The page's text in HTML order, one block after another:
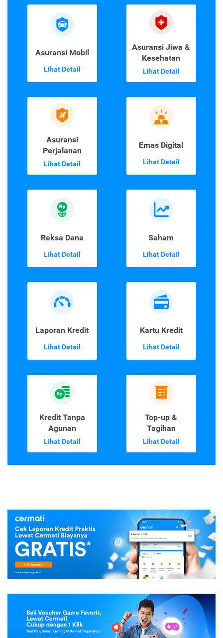
Asuransi Mobil
Lihat Detail
Asuransi Jiwa &
Kesehatan
Lihat Detail
Asuransi
Perjalanan
Lihat Detail
Emas Digital
Lihat Detail
Reksa Dana
Lihat Detail
Saham
Lihat Detail
Laporan Kredit
Lihat Detail
Kartu Kredit
Lihat Detail
Kredit Tanpa
Agunan
Lihat Detail
Top-up &
Tagihan
Lihat Detail